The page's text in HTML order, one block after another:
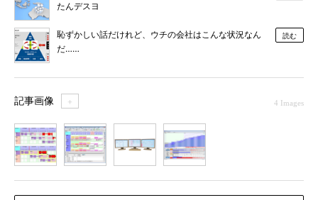
たんデスヨ
恥ずかしい話だけれど、ウチの会社はこんな状況なん
だ……
読む
記事画像 ＋ 4 Images